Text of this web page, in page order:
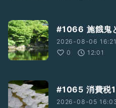
#1066 施餓鬼
2026-08-06
0
12:01
#1065 消費税
2026-08-05